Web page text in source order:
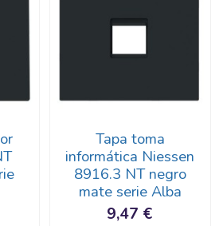
Tapa toma
informática Niessen
8916.3 NT negro
mate serie Alba
9,47 €